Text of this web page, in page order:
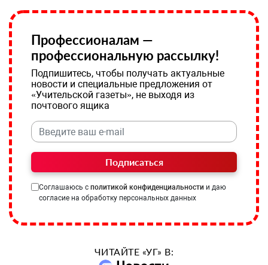
Профессионалам —
профессиональную рассылку!
Подпишитесь, чтобы получать актуальные
новости и специальные предложения от
«Учительской газеты», не выходя из
почтового ящика
Подписаться
Соглашаюсь с политикой конфиденциальности и даю
согласие на обработку персональных данных
ЧИТАЙТЕ «УГ» В: